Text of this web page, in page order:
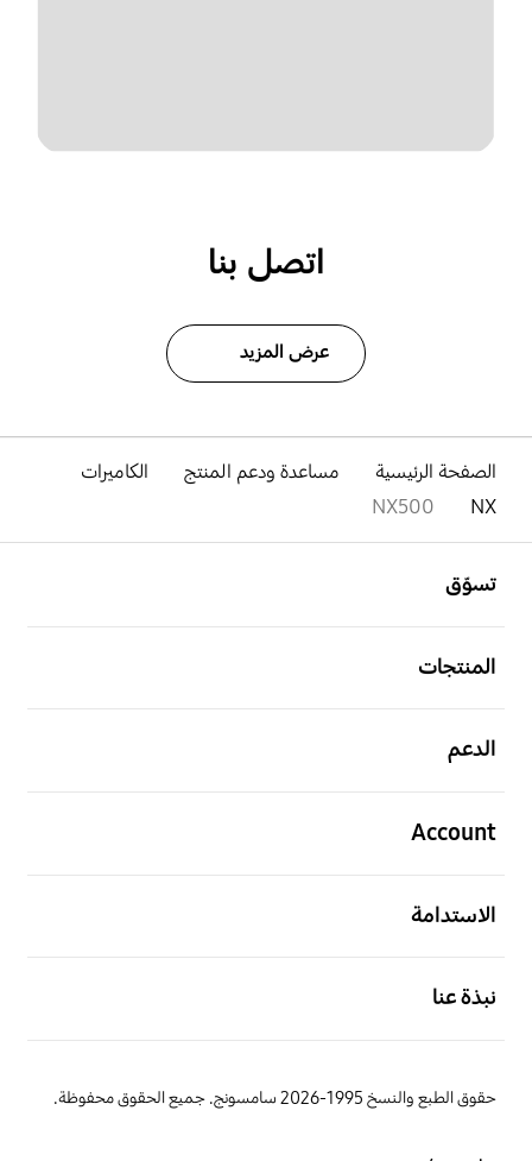
اتصل بنا
عرض المزيد
الصفحة الرئيسية مساعدة ودعم المنتج
الكاميرات
NX
NX500
تسوّق
المنتجات
الدعم
Account
الاستدامة
نبذة عنا
حقوق الطبع والنسخ 1995-2026 سامسونج. جميع الحقوق محفوظة.